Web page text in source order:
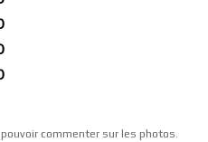
commenter sur les photos.